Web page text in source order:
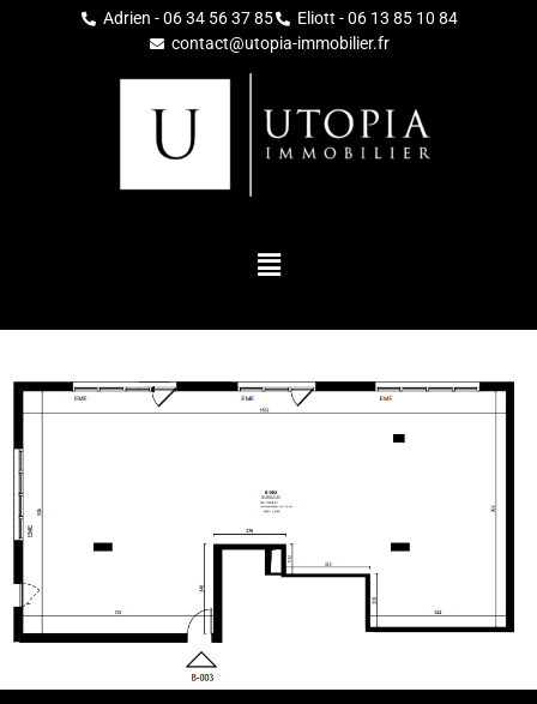
Adrien - 06 34 56 37 85
Eliott - 06 13 85 10 84
contact@utopia-immobilier.fr